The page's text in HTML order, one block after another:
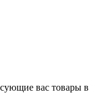
вас товары в